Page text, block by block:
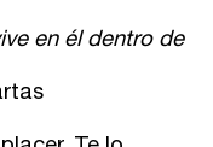
en él dentro de